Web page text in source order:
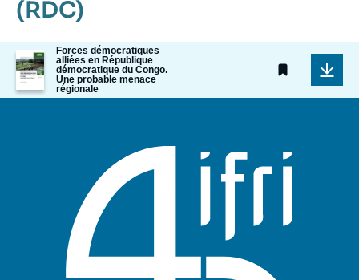
(RDC)
Image
de
couverture
de
Forces démocratiques
alliées en République
démocratique du Congo.
Une probable menace
régionale